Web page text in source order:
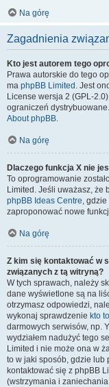
Na górę
Zagadnienia
Kto jest autorem tego
Prawa autorskie do tego
ma phpBB Limited . Jest
License wersja 2 (GPL-
ograniczeń
About phpBB.
Na górę
Dlaczego funkcja X nie
To oprogramowanie
Limited. Jeśli uważasz, że
phpBB Ideas Centre,
zaproponować nowe
Na górę
Z kim się kontaktować w
związanych z tą witryną?
W tych sprawach, należy
dane wyświetlone są na
otrzymasz odpowiedzi,
wykonaj sprawdzenie kto
darmowych serwisów, np.
wydziałem nadużyć tego
Limited i nie może ona w
to w jaki sposób, gdzie lub
kontaktować się z phpBB
(wstrzymania i